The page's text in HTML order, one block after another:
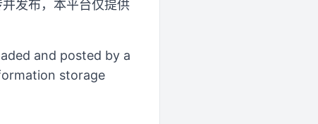
发布，本平台仅提供
and posted by a
storage